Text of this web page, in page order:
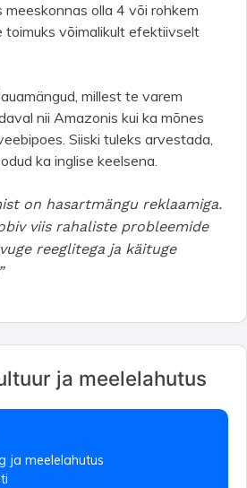
meeskonnas olla 4 või rohkem
toimuks võimalikult efektiivselt
millest te varem
nii Amazonis kui ka mõnes
Siiski tuleks arvestada,
ka inglise keelsena.
on hasartmängu reklaamiga.
viis rahaliste probleemide
reeglitega ja käituge
ja meelelahutus
ja meelelahutus